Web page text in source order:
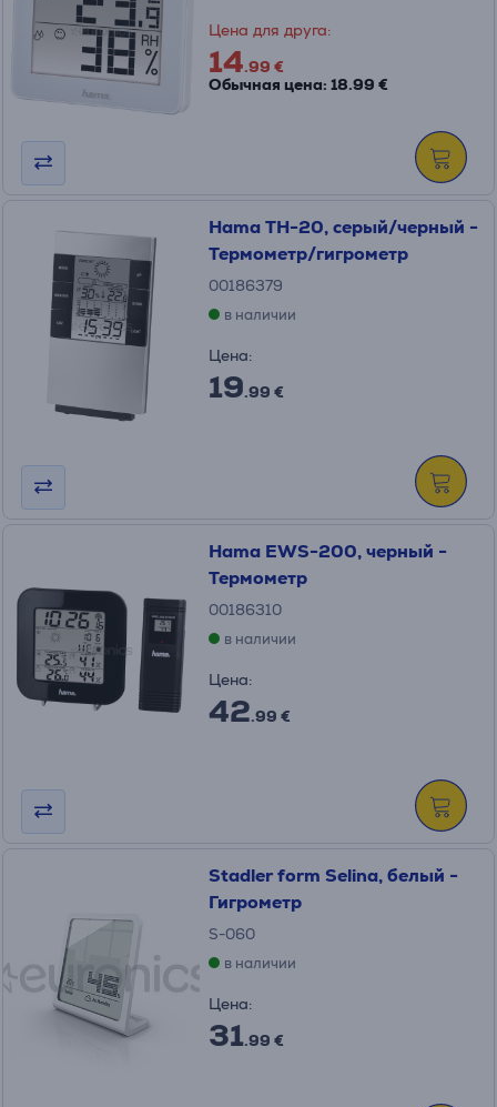
Цена для друга:
14.99 €
Обычная цена: 18.99 €
Hama TH-20, серый/черный -
Термометр/гигрометр
00186379
в наличии
Цена:
19.99 €
Hama EWS-200, черный -
Термометр
00186310
в наличии
Цена:
42.99 €
Stadler form Selina, белый -
Гигрометр
S-060
в наличии
Цена:
31.99 €